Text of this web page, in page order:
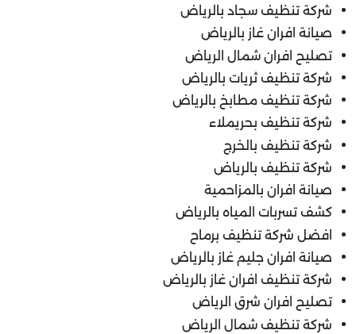
شركة تنظيف سجاد بالرياض
صيانة افران غاز بالرياض
تصليح افران شمال الرياض
شركة تنظيف ثريات بالرياض
شركة تنظيف مطابخ بالرياض
شركة تنظيف بحريملاء
شركة تنظيف بالخرج
شركة تنظيف بالرياض
صيانة افران بالمزاحمية
كشف تسربات المياه بالرياض
افضل شركة تنظيف برماح
صيانة افران جليم غاز بالرياض
شركة تنظيف افران غاز بالرياض
تصليح افران شرق الرياض
شركة تنظيف شمال الرياض